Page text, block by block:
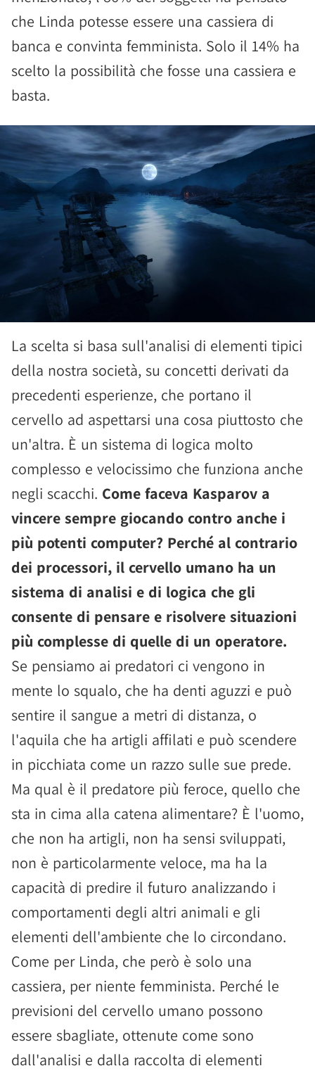
che Linda potesse essere una cassiera di
banca e convinta femminista. Solo il 14% ha
scelto la possibilità che fosse una cassiera e
basta.
La scelta si basa sull'analisi di elementi tipici
della nostra società, su concetti derivati da
precedenti esperienze, che portano il
cervello ad aspettarsi una cosa piuttosto che
un'altra. È un sistema di logica molto
complesso e velocissimo che funziona anche
negli scacchi. Come faceva Kasparov a
vincere sempre giocando contro anche i
più potenti computer? Perché al contrario
dei processori, il cervello umano ha un
sistema di analisi e di logica che gli
consente di pensare e risolvere situazioni
più complesse di quelle di un operatore.
Se pensiamo ai predatori ci vengono in
mente lo squalo, che ha denti aguzzi e può
sentire il sangue a metri di distanza, o
l'aquila che ha artigli affilati e può scendere
in picchiata come un razzo sulle sue prede.
Ma qual è il predatore più feroce, quello che
sta in cima alla catena alimentare? È l'uomo,
che non ha artigli, non ha sensi sviluppati,
non è particolarmente veloce, ma ha la
capacità di predire il futuro analizzando i
comportamenti degli altri animali e gli
elementi dell'ambiente che lo circondano.
Come per Linda, che però è solo una
cassiera, per niente femminista. Perché le
previsioni del cervello umano possono
essere sbagliate, ottenute come sono
dall'analisi e dalla raccolta di elementi